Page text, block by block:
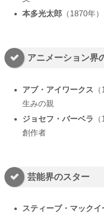
本多光太郎 （1870年
アニメーション界
アブ・アイワークス
生みの親
ジョセフ・バーベラ
創作者
芸能界のスター
スティーブ・マックイ